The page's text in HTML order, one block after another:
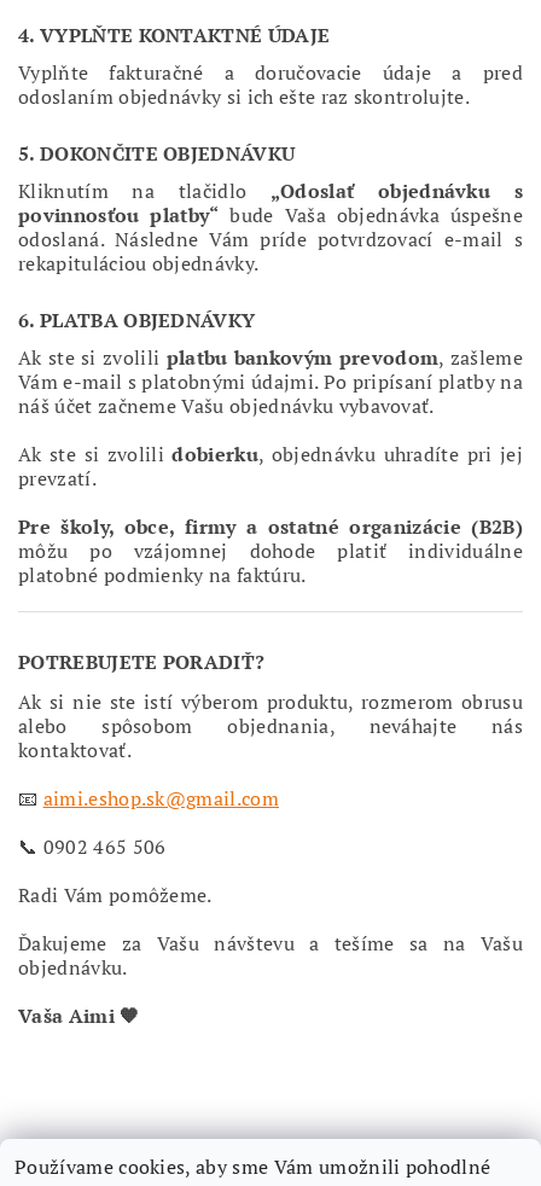
4. VYPLŇTE KONTAKTNÉ ÚDAJE
Vyplňte fakturačné a doručovacie údaje a pred
odoslaním objednávky si ich ešte raz skontrolujte.
5. DOKONČITE OBJEDNÁVKU
Kliknutím na tlačidlo „Odoslať objednávku s
povinnosťou platby“ bude Vaša objednávka úspešne
odoslaná. Následne Vám príde potvrdzovací e-mail s
rekapituláciou objednávky.
6. PLATBA OBJEDNÁVKY
Ak ste si zvolili platbu bankovým prevodom, zašleme
Vám e-mail s platobnými údajmi. Po pripísaní platby na
náš účet začneme Vašu objednávku vybavovať.
Ak ste si zvolilidobierku, objednávku uhradíte pri jej
prevzatí.
Pre školy, obce, firmy a ostatné organizácie (B2B)
môžu po vzájomnej dohode platiť individuálne
platobné podmienky na faktúru.
POTREBUJETE PORADIŤ?
Ak si nie ste istí výberom produktu, rozmerom obrusu
alebo spôsobom objednania, neváhajte nás
kontaktovať.
📧 aimi.eshop.sk@gmail.com
📞 0902 465 506
Radi Vám pomôžeme.
Ďakujeme za Vašu návštevu a tešíme sa na Vašu
objednávku.
Vaša Aimi 🧡
Používame cookies, aby sme Vám umožnili pohodlné